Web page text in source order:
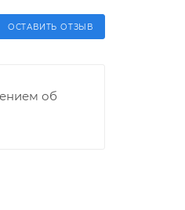
ОСТАВИТЬ ОТЗЫВ
об